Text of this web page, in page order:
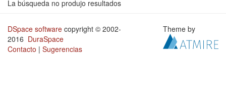
La búsqueda no produjo resultados
DSpace software copyright © 2002-
2016 DuraSpace
Contacto | Sugerencias
Theme by